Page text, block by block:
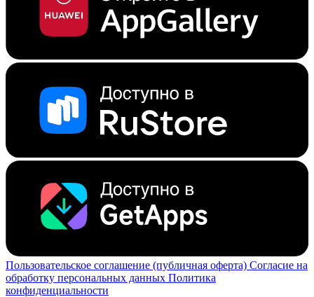
Пользовательское соглашение (публичная оферта) Согласие на
обработку персональных данных Политика
конфиденциальности